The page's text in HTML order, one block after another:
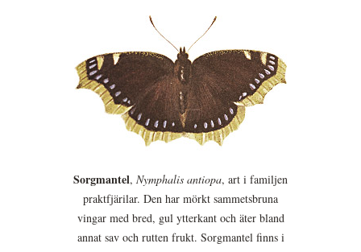
Sorgmantel, Nymphalis antiopa, art i familjen
praktfjärilar. Den har mörkt sammetsbruna
vingar med bred, gul ytterkant och äter bland
annat sav och rutten frukt. Sorgmantel finns i